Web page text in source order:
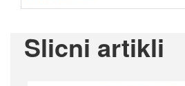
Slicni artikli